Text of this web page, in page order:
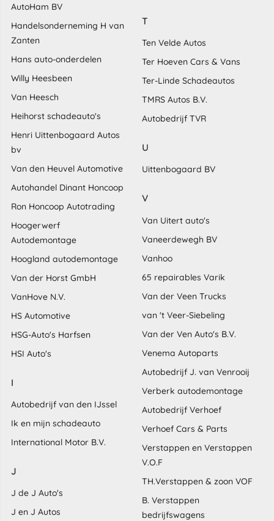
AutoHam BV
Handelsonderneming H van
Zanten
Hans auto-onderdelen
Willy Heesbeen
Van Heesch
Heihorst schadeauto's
Henri Uittenbogaard Autos
bv
Van den Heuvel Automotive
Autohandel Dinant Honcoop
Ron Honcoop Autotrading
Hoogerwerf
Autodemontage
Hoogland autodemontage
Van der Horst GmbH
VanHove N.V.
HS Automotive
HSG-Auto's Harfsen
HSI Auto's
I
Autobedrijf van den IJssel
Ik en mijn schadeauto
International Motor B.V.
J
J de J Auto's
J en J Autos
T
Ten Velde Autos
Ter Hoeven Cars & Vans
Ter-Linde Schadeautos
TMRS Autos B.V.
Autobedrijf TVR
U
Uittenbogaard BV
V
Van Uitert auto's
Vaneerdewegh BV
Vanhoo
65 repairables Varik
Van der Veen Trucks
van 't Veer-Siebeling
Van der Ven Auto's B.V.
Venema Autoparts
Autobedrijf J. van Venrooij
Verberk autodemontage
Autobedrijf Verhoef
Verhoef Cars & Parts
Verstappen en Verstappen
V.O.F
TH.Verstappen & zoon VOF
B. Verstappen
bedrijfswagens